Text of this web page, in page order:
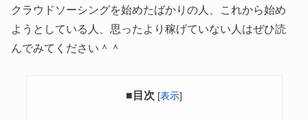
クラウドソーシングを始めたばかりの人、これから始め
ようとしている人、思ったより稼げていない人はぜひ読
んでみてください＾＾
■目次 [表示]